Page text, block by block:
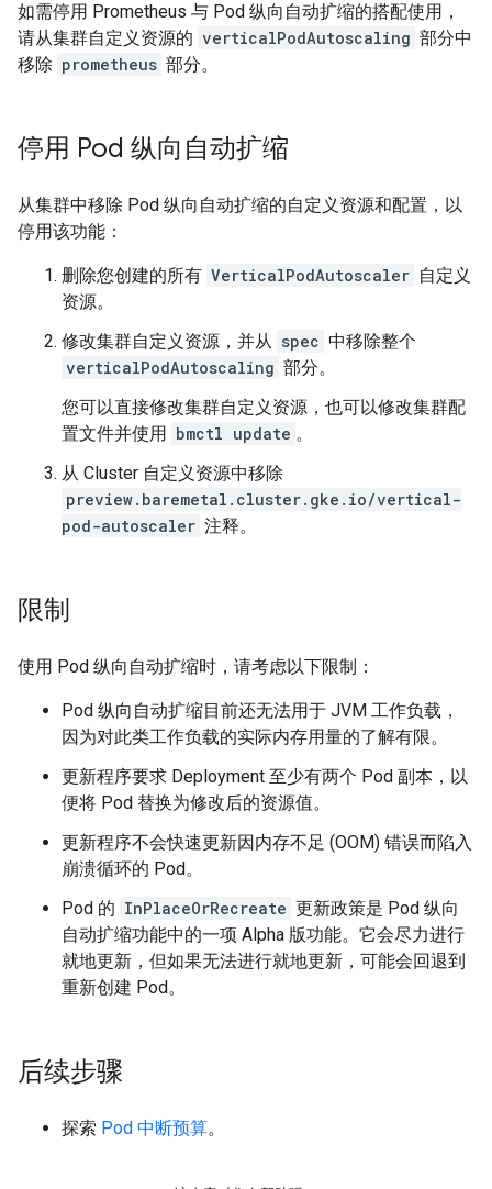
如需停用 Prometheus 与 Pod 纵向自动扩缩的搭配使用，
请从集群自定义资源的 verticalPodAutoscaling 部分中
移除 prometheus 部分。
停用 Pod 纵向自动扩缩
从集群中移除 Pod 纵向自动扩缩的自定义资源和配置，以
停用该功能：
删除您创建的所有 VerticalPodAutoscaler 自定义
资源。
修改集群自定义资源，并从 spec 中移除整个
verticalPodAutoscaling 部分。
您可以直接修改集群自定义资源，也可以修改集群配
置文件并使用 bmctl update 。
从 Cluster 自定义资源中移除
preview.baremetal.cluster.gke.io/vertical-
pod-autoscaler 注释。
限制
使用 Pod 纵向自动扩缩时，请考虑以下限制：
Pod 纵向自动扩缩目前还无法用于 JVM 工作负载，
因为对此类工作负载的实际内存用量的了解有限。
更新程序要求 Deployment 至少有两个 Pod 副本，以
便将 Pod 替换为修改后的资源值。
更新程序不会快速更新因内存不足 (OOM) 错误而陷入
崩溃循环的 Pod。
Pod 的 InPlaceOrRecreate 更新政策是 Pod 纵向
自动扩缩功能中的一项 Alpha 版功能。它会尽力进行
就地更新，但如果无法进行就地更新，可能会回退到
重新创建 Pod。
后续步骤
探索 Pod 中断预算。